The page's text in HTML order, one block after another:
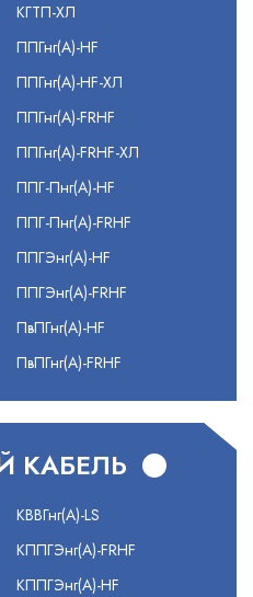
КГТП-ХЛ
ППГнг(А)-HF
ППГнг(А)-HF-ХЛ
ППГнг(А)-FRHF
ППГнг(А)-FRHF-ХЛ
ППГ-Пнг(А)-HF
ППГ-Пнг(А)-FRHF
ППГЭнг(А)-HF
ППГЭнг(А)-FRHF
ПвПГнг(А)-HF
ПвПГнг(А)-FRHF
КАБЕЛЬ
КВВГнг(А)-LS
КППГЭнг(А)-FRHF
КППГЭнг(А)-HF